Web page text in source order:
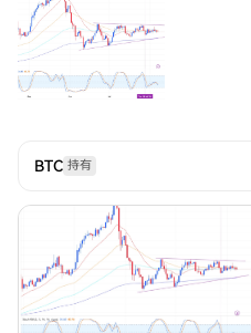
的反转也出现在类似的数值附近。 如果能够守住
撑位，则可能增强突破的可能
位，则可能延缓突破的进程。
BTC 持有